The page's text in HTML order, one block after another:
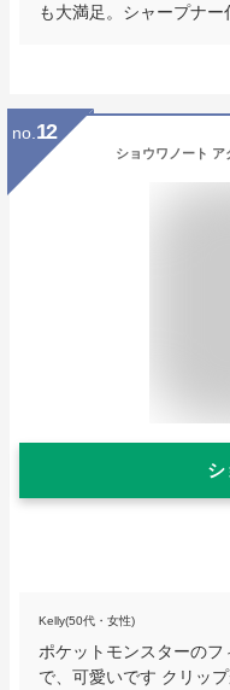
も大満足。シャープナー
no. 12
ショウワノート ア
シ
Kelly(50代・女性)
ポケットモンスターの
で、可愛いです クリッ